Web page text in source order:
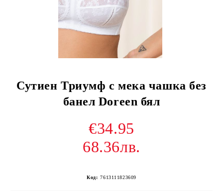
Сутиен Триумф с мека чашка без
банел Doreen бял
€34.95
68.36лв.
Код: 7613111823609